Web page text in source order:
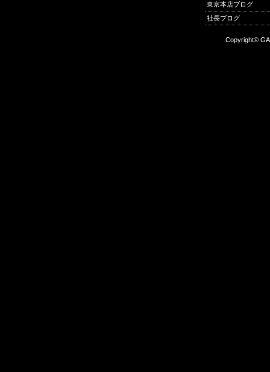
東京本店ブログ
社長ブログ
Copyright©